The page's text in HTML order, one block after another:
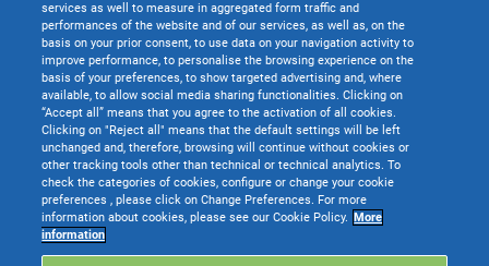
TeamSystem S.p.A. società con socio unico soggetta all’attività di direzione e
coordinamento di TeamSystem Holdco S.p.A. - Cap. Soc. € 24.000.000 I.v. -
C.C.I.A.A. delle Marche - P.I. 01035310414
services as well to measure in aggregated form traffic and
performances of the website and of our services, as well as, on the
basis on your prior consent, to use data on your navigation activity to
improve performance, to personalise the browsing experience on the
basis of your preferences, to show targeted advertising and, where
available, to allow social media sharing functionalities. Clicking on
“Accept all” means that you agree to the activation of all cookies.
Clicking on "Reject all" means that the default settings will be left
unchanged and, therefore, browsing will continue without cookies or
other tracking tools other than technical or technical analytics. To
check the categories of cookies, configure or change your cookie
preferences , please click on Change Preferences. For more
information about cookies, please see our Cookie Policy. More
information